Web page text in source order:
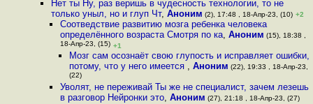
Нет ты Ну, раз веришь в чудесность технологии, то не
только уныл, но и глуп Чт, Аноним (2), 17:48 , 18-Апр-23, (10) +2
Соотведствие развитию мозга ребенка человека
определённого возраста Смотря по ка, Аноним (15), 18:38 ,
18-Апр-23, (15) +1
Мозг сам осознаёт свою глупость и исправляет ошибки,
потому, что у него имеется ,Аноним (22), 19:33 , 18-Апр-23,
(22)
Уволят, не переживай Ты же не специалист, зачем лезешь
в разговор Нейронки это, Аноним (27), 21:18 , 18-Апр-23, (27)